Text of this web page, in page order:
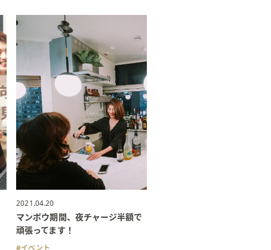
2021.04.20
マンボウ期間、夜チャージ半額で
頑張ってます！